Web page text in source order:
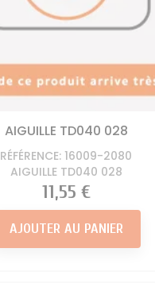
AIGUILLE TD040 028
RÉFÉRENCE: 16009-2080
AIGUILLE TD040 028
Prix
11,55 €
AJOUTER AU PANIER